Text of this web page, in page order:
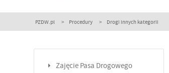
PZDW.pl Procedury Drogi innych kategorii
Zajęcie Pasa Drogowego